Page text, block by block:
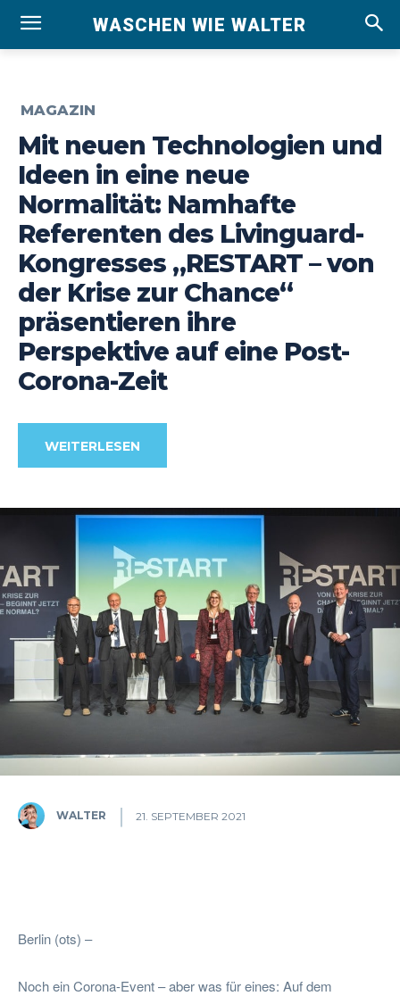
WASCHEN WIE WALTER
MAGAZIN
Mit neuen Technologien und
Ideen in eine neue
Normalität: Namhafte
Referenten des Livinguard-
Kongresses „RESTART – von
der Krise zur Chance“
präsentieren ihre
Perspektive auf eine Post-
Corona-Zeit
WEITERLESEN
WALTER 21. SEPTEMBER 2021
Berlin (ots) –
Noch ein Corona-Event – aber was für eines: Auf dem